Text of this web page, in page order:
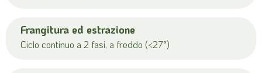
Frangitura ed estrazione
Ciclo continuo a 2 fasi, a freddo (<27°)